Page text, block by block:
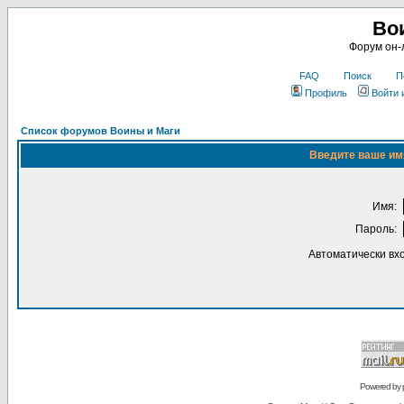
Форум он-
FAQ Поиск
Профиль
Войти
Список форумов Воины и Маги
Введите ваше
Имя:
Пароль:
Автоматически
Powered by